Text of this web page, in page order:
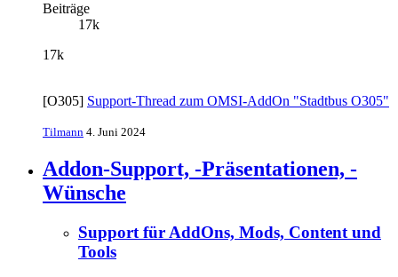
Beiträge
17k
17k
[O305] Support-Thread zum OMSI-AddOn "Stadtbus O305"
Tilmann 4. Juni 2024
Addon-Support, -Präsentationen, -
Wünsche
Support für AddOns, Mods, Content und
Tools